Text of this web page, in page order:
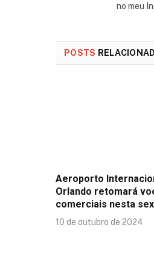
no meu
POSTS
Aeroporto
Orlando retomará
comerciais nesta
10 de outubro de 2024